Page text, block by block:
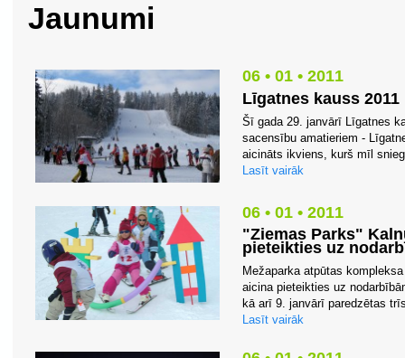
Jaunumi
06 • 01 • 2011
Līgatnes kauss
Šī gada 29. janvārī Līgatnes
sacensību amatieriem -
aicināts ikviens, kurš mīl
Lasīt vairāk
06 • 01 • 2011
"Ziemas Parks"
pieteikties uz
Mežaparka atpūtas
aicina pieteikties uz
kā arī 9. janvārī paredzētas
Lasīt vairāk